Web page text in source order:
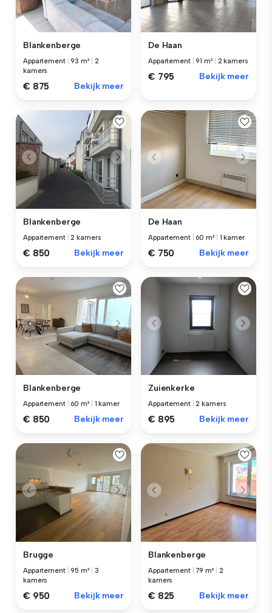
Blankenberge
Appartement |93 m²
2
kamers
€ 875 Bekijk meer
De Haan
Appartement |91 m² 2 kamers
€ 795 Bekijk meer
Blankenberge
Appartement |2 kamers
€ 850 Bekijk meer
De Haan
Appartement 60 m² 1 kamer
€ 750 Bekijk meer
Blankenberge
Appartement 60 m² 1 kamer
€ 850 Bekijk meer
Zuienkerke
Appartement |2 kamers
€ 895 Bekijk meer
Brugge
Appartement |95 m²
3
kamers
€ 950 Bekijk meer
Blankenberge
Appartement |79 m²
2
kamers
€ 825 Bekijk meer